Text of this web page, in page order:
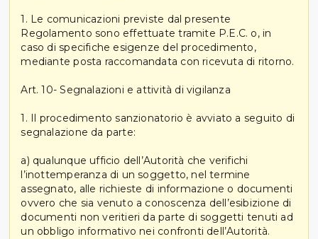
1. Le comunicazioni previste dal presente
Regolamento sono effettuate tramite P.E.C. o, in
caso di specifiche esigenze del procedimento,
mediante posta raccomandata con ricevuta di ritorno.
Art. 10- Segnalazioni e attività di vigilanza
1. Il procedimento sanzionatorio è avviato a seguito di
segnalazione da parte:
a) qualunque ufficio dell’Autorità che verifichi
l’inottemperanza di un soggetto, nel termine
assegnato, alle richieste di informazione o documenti
ovvero che sia venuto a conoscenza dell’esibizione di
documenti non veritieri da parte di soggetti tenuti ad
un obbligo informativo nei confronti dell’Autorità.